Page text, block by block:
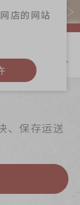
钱($5=1分)
工作坊
、保存运送
店的网站